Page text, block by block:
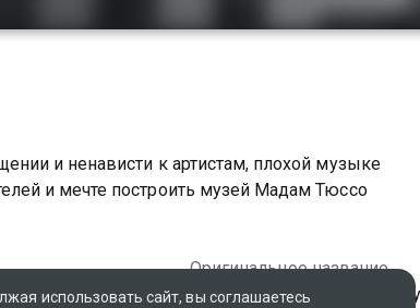
и ненависти к артистам, плохой музыке
и мечте построить музей Мадам Тюссо
Оригинальное название
Фадеев наносит ответный
использовать сайт, вы соглашаетесь